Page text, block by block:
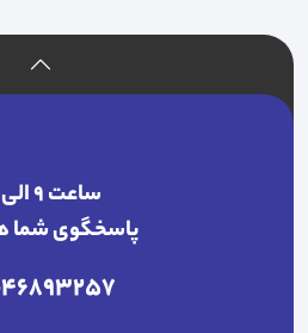
ساعت ۹ الی ۱۹
پاسخگوی شما